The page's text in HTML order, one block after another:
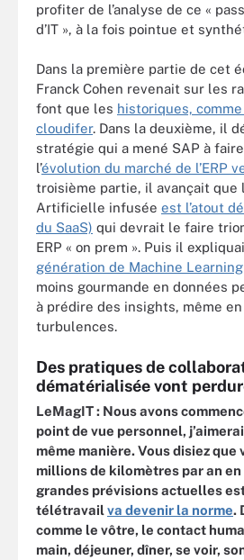
profiter de l’analyse de ce «
d’IT », à la fois pointue et
Dans la première partie de cet
Franck Cohen revenait sur les
font que les historiques,
cloudifer. Dans la deuxième, il
stratégie qui a mené SAP à
l’évolution du marché de l’ERP
troisième partie, il avançait que
Artificielle infusée est l’atout
du SaaS) qui devrait le faire
ERP « on prem ». Puis il
génération de Machine
moins gourmande en données
à prédire des insights, même
turbulences.
Des pratiques de
dématérialisée vont
LeMagIT : Nous avons
point de vue personnel,
même manière. Vous disiez que
millions de kilomètres par an en
grandes prévisions actuelles
télétravailva devenir la norme.
comme le vôtre, le contact
main, déjeuner, dîner, se voir,